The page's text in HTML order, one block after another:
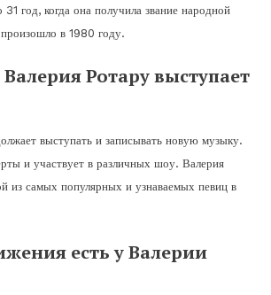
год, когда она получила звание народной
в 1980 году.
Ротару выступает
выступать и записывать новую музыку.
и участвует в различных шоу. Валерия
из самых популярных и узнаваемых певиц в
есть у Валерии